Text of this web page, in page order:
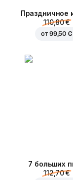
Праздничное
110,80 €
от 99,50 €
7 больших
112,70 €